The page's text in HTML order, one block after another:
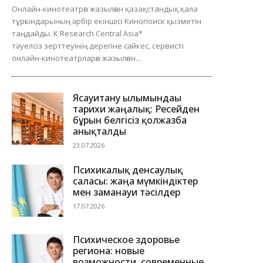
Онлайн-кинотеатрға жазылған қазақстандық қала
тұрғындарының әрбір екіншісі Кинопоиск қызметін
таңдайды. K Research Central Asia*
тәуелсіз зерттеуінің дерегіне сәйкес, сервисті
онлайн-кинотеатрларға жазылған...
Ясауитану ғылымындағы
тарихи жаңалық: Ресейден
бұрын белгісіз қолжазба
анықталды
23.07.2026
Психикалық денсаулық
саласы: жаңа мүмкіндіктер
мен заманауи тәсілдер
17.07.2026
Психическое здоровье
региона: новые